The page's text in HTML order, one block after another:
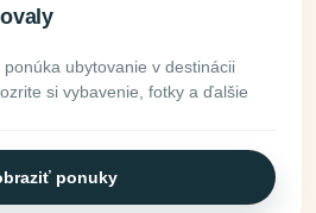
ubytovanie v destinácii
si vybavenie, fotky a ďalšie
ponuky